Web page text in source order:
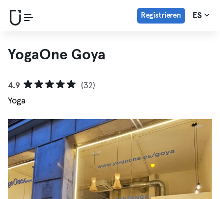
Registrieren ES
YogaOne Goya
4.9
(32)
Yoga